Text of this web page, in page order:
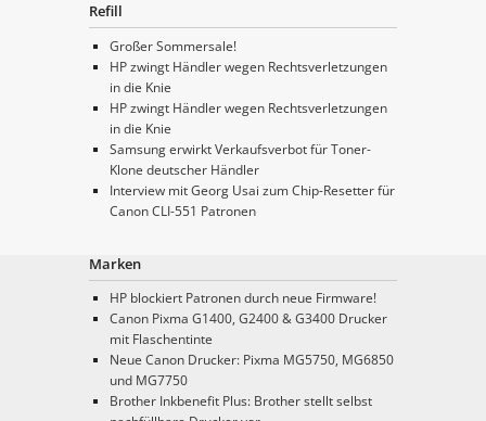
Refill
Großer Sommersale!
HP zwingt Händler wegen Rechtsverletzungen
in die Knie
HP zwingt Händler wegen Rechtsverletzungen
in die Knie
Samsung erwirkt Verkaufsverbot für Toner-
Klone deutscher Händler
Interview mit Georg Usai zum Chip-Resetter für
Canon CLI-551 Patronen
Marken
HP blockiert Patronen durch neue Firmware!
Canon Pixma G1400, G2400 & G3400 Drucker
mit Flaschentinte
Neue Canon Drucker: Pixma MG5750, MG6850
und MG7750
Brother Inkbenefit Plus: Brother stellt selbst